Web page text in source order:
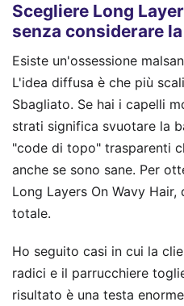
Scegliere Long
senza considerare
Esiste un'ossessione
L'idea diffusa è che più
Sbagliato. Se hai i capelli
strati significa svuotare la
"code di topo" trasparenti
anche se sono sane. Per
Long Layers On Wavy
totale.
Ho seguito casi in cui la
radici e il parrucchiere
risultato è una testa